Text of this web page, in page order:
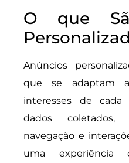
O que
Anúncios
que se adaptam
interesses de cada
dados
navegação e
uma experiência